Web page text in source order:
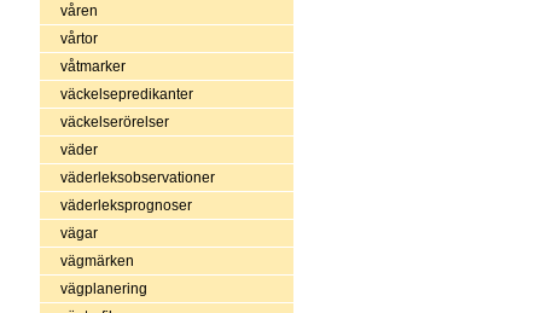
våren
vårtor
våtmarker
väckelsepredikanter
väckelserörelser
väder
väderleksobservationer
väderleksprognoser
vägar
vägmärken
vägplanering